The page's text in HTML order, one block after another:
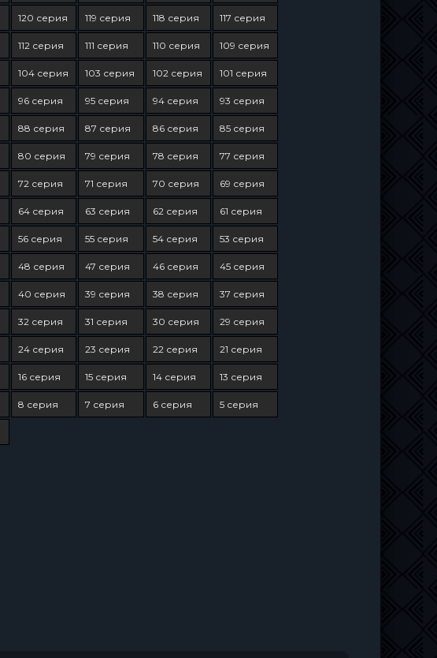
120 серия 119 серия 118 серия 117 серия
112 серия 111 серия 110 серия 109 серия
104 серия 103 серия 102 серия 101 серия
96 серия 95 серия 94 серия 93 серия
88 серия 87 серия 86 серия 85 серия
80 серия 79 серия 78 серия 77 серия
72 серия 71 серия 70 серия 69 серия
64 серия 63 серия 62 серия 61 серия
56 серия 55 серия 54 серия 53 серия
48 серия 47 серия 46 серия 45 серия
40 серия 39 серия 38 серия 37 серия
32 серия 31 серия 30 серия 29 серия
24 серия 23 серия 22 серия 21 серия
16 серия 15 серия 14 серия 13 серия
8 серия 7 серия 6 серия 5 серия